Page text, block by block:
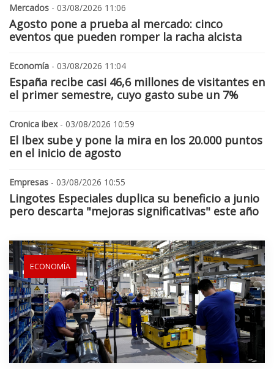
Mercados - 03/08/2026 11:06
Agosto pone a prueba al mercado: cinco
eventos que pueden romper la racha alcista
Economía - 03/08/2026 11:04
España recibe casi 46,6 millones de visitantes en
el primer semestre, cuyo gasto sube un 7%
Cronica ibex- 03/08/2026 10:59
El Ibex sube y pone la mira en los 20.000 puntos
en el inicio de agosto
Empresas - 03/08/2026 10:55
Lingotes Especiales duplica su beneficio a junio
pero descarta "mejoras significativas" este año
ECONOMÍA